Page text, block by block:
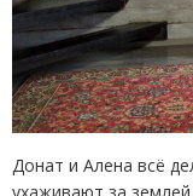
Донат и Алена всё